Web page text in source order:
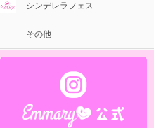
シンデレラフェス
その他